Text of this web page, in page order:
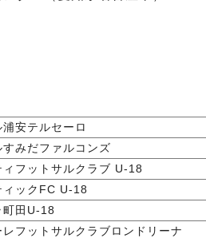
安テルセーロ
みだファルコンズ
ィフットサルクラブ U-18
ィックFC U-18
町田U-18
フットサルクラブロンドリーナ